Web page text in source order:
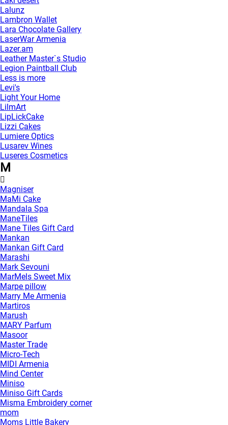
Lalunz
Lambron Wallet
Lara Chocolate Gallery
LaserWar Armenia
Lazer.am
Leather Master`s Studio
Legion Paintball Club
Less is more
Levi's
Light Your Home
LilmArt
LipLickCake
Lizzi Cakes
Lumiere Optics
Lusarev Wines
Luseres Cosmetics
M
Magniser
MaMi Cake
Mandala Spa
ManeTiles
Mane Tiles Gift Card
Mankan
Mankan Gift Card
Marashi
Mark Sevouni
MarMels Sweet Mix
Marpe pillow
Marry Me Armenia
Martiros
Marush
MARY Parfum
Masoor
Master Trade
Micro-Tech
MIDI Armenia
Mind Center
Miniso
Miniso Gift Cards
Misma Embroidery corner
mom
Moms Little Bakery